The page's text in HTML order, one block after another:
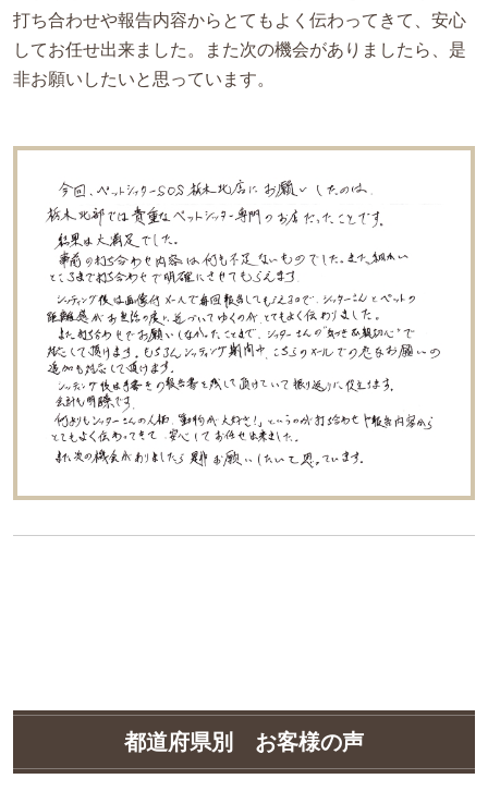
打ち合わせや報告内容からとてもよく伝わってきて、安心
してお任せ出来ました。また次の機会がありましたら、是
非お願いしたいと思っています。
都道府県別 お客様の声